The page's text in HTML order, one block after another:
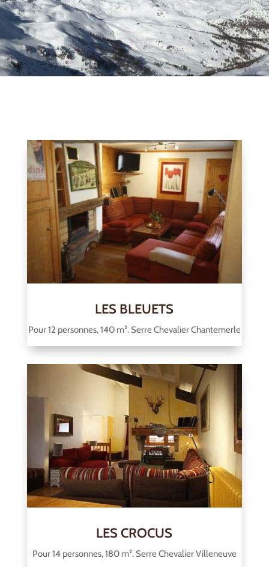
LES BLEUETS
Pour 12 personnes, 140 m². Serre Chevalier Chantemerle
LES CROCUS
Pour 14 personnes, 180 m². Serre Chevalier Villeneuve